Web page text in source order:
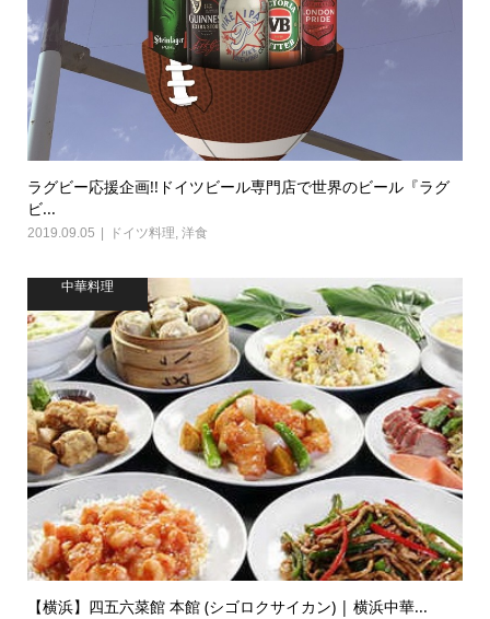
ラグビー応援企画!!ドイツビール専門店で世界のビール『ラグ
ビ...
2019.09.05 ドイツ料理, 洋食
中華料理
【横浜】四五六菜館 本館 (シゴロクサイカン) | 横浜中華...